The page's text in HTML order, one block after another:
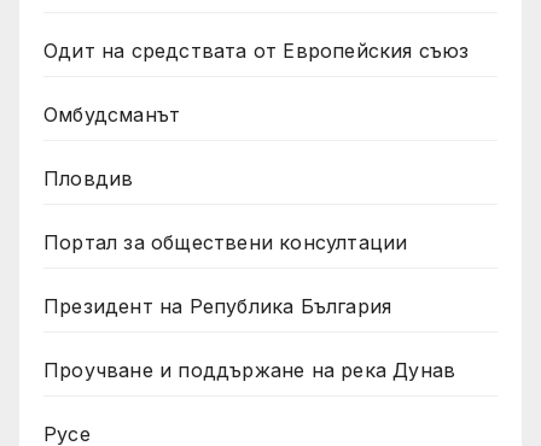
Одит на средствата от Европейския съюз
Омбудсманът
Пловдив
Портал за обществени консултации
Президент на Република България
Проучване и поддържане на река Дунав
Русе